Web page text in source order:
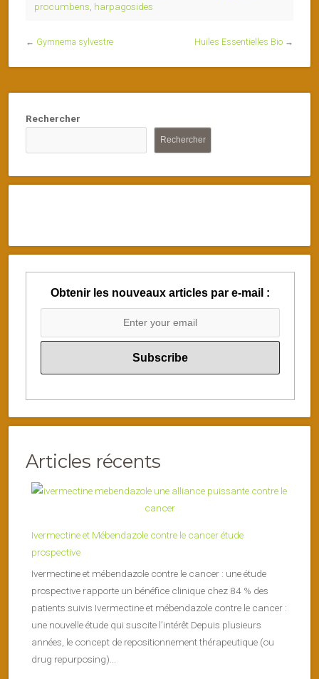
procumbens, harpagosides
← Gymnema sylvestre Huiles Essentielles Bio →
Rechercher
Rechercher
Obtenir les nouveaux articles par e-mail :
Articles récents
Ivermectine et Mébendazole contre le cancer étude
prospective
Ivermectine et mébendazole contre le cancer : une étude
prospective rapporte un bénéfice clinique chez 84 % des
patients suivis Ivermectine et mébendazole contre le cancer :
une nouvelle étude qui suscite l’intérêt Depuis plusieurs
années, le concept de repositionnement thérapeutique (ou
drug repurposing)...